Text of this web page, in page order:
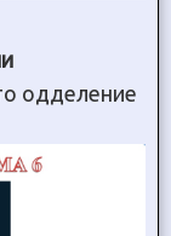
одделение